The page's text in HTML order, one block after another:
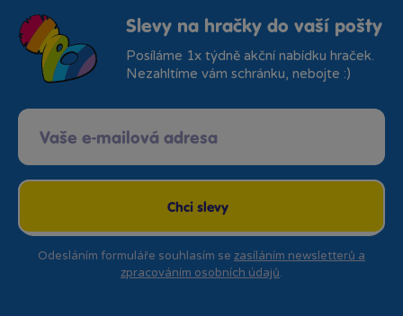
Slevy na hračky do vaší pošty
Posíláme 1x týdně akční nabídku hraček.
Nezahltíme vám schránku, nebojte :)
Chci slevy
Odesláním formuláře souhlasím se zasíláním newsletterů a
zpracováním osobních údajů.